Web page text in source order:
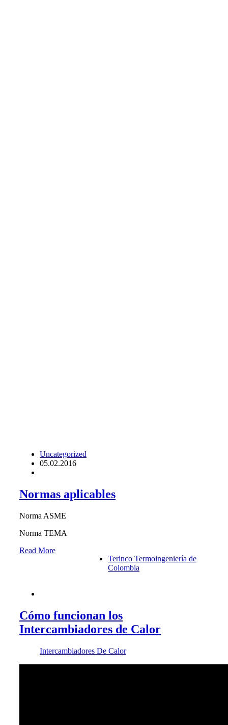
Uncategorized
05.02.2016
Normas aplicables
Norma ASME
Norma TEMA
Read More
Terinco Termoingeniería de
Colombia
Cómo funcionan los
Intercambiadores de Calor
Intercambiadores De Calor